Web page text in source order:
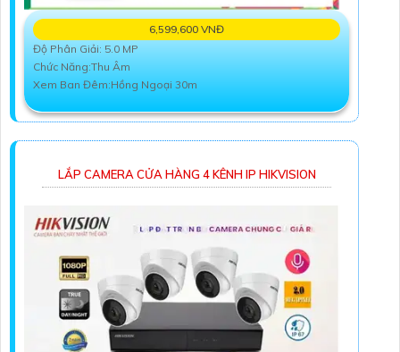
6,599,600 VNĐ
Độ Phân Giải: 5.0 MP
Chức Năng:Thu Âm
Xem Ban Đêm:Hồng Ngoại 30m
LẮP CAMERA CỬA HÀNG 4 KÊNH IP HIKVISION